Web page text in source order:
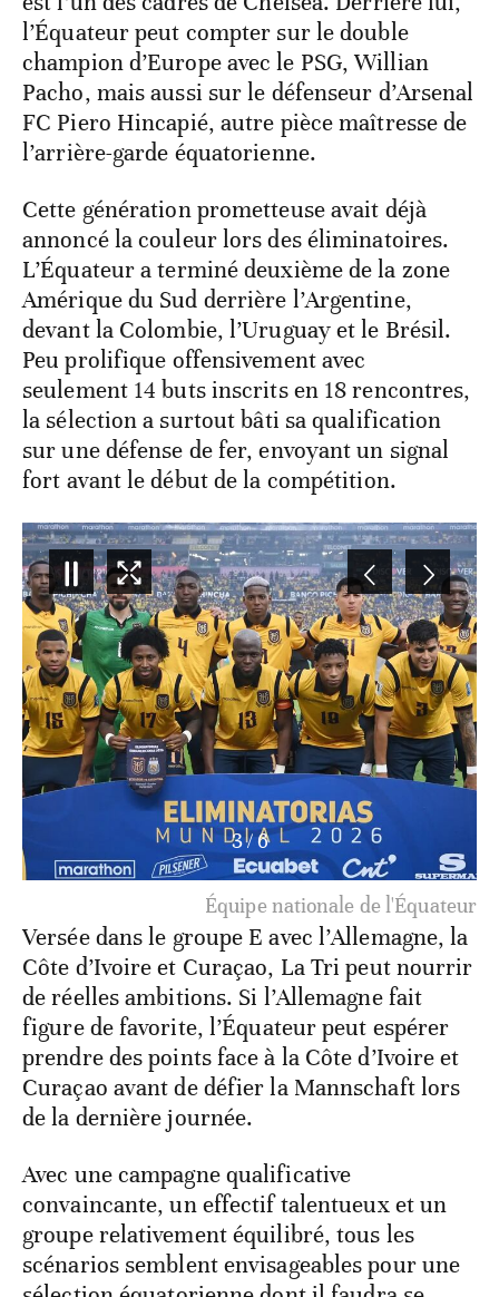
l’Équateur peut compter sur le double
champion d’Europe avec le PSG, Willian
Pacho, mais aussi sur le défenseur d’Arsenal
FC Piero Hincapié, autre pièce maîtresse de
l’arrière-garde équatorienne.
Cette génération prometteuse avait déjà
annoncé la couleur lors des éliminatoires.
L’Équateur a terminé deuxième de la zone
Amérique du Sud derrière l’Argentine,
devant la Colombie, l’Uruguay et le Brésil.
Peu prolifique offensivement avec
seulement 14 buts inscrits en 18 rencontres,
la sélection a surtout bâti sa qualification
sur une défense de fer, envoyant un signal
fort avant le début de la compétition.
3/6
Équipe nationale de l'Équateur
Versée dans le groupe E avec l’Allemagne, la
Côte d’Ivoire et Curaçao, La Tri peut nourrir
de réelles ambitions. Si l’Allemagne fait
figure de favorite, l’Équateur peut espérer
prendre des points face à la Côte d’Ivoire et
Curaçao avant de défier la Mannschaft lors
de la dernière journée.
Avec une campagne qualificative
convaincante, un effectif talentueux et un
groupe relativement équilibré, tous les
scénarios semblent envisageables pour une